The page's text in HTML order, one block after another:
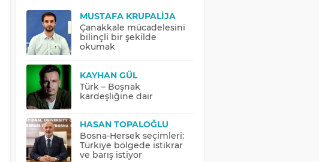
MUSTAFA KRUPALIJA
Çanakkale mücadelesini
bilinçli bir şekilde
okumak
KAYHAN GÜL
Türk – Boşnak
kardeşliğine dair
HASAN TOPALOĞLU
Bosna-Hersek seçimleri:
Türkiye bölgede istikrar
ve barış istiyor